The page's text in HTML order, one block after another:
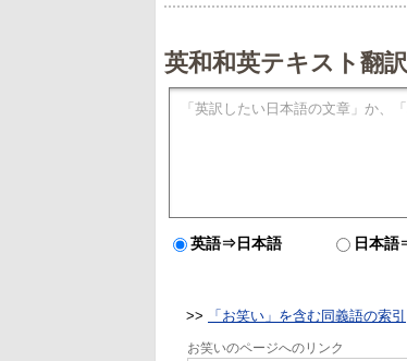
英和和英テキスト翻訳
英語⇒日本語 日本
>> 「お笑い」を含む同義語の索引
お笑いのページへのリンク